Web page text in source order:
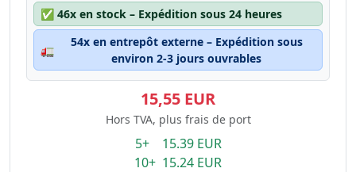
✅ 46x en stock – Expédition sous 24 heures
🚛
54x en entrepôt externe – Expédition sous
environ 2-3 jours ouvrables
15,55 EUR
Hors TVA, plus frais de port
5+ 15.39 EUR
10+ 15.24 EUR